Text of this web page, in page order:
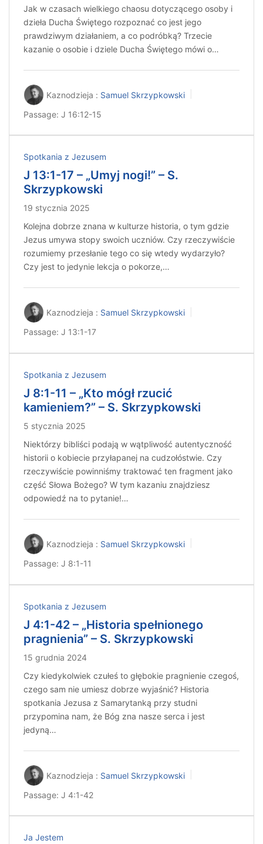
Jak w czasach wielkiego chaosu dotyczącego osoby i
dzieła Ducha Świętego rozpoznać co jest jego
prawdziwym działaniem, a co podróbką? Trzecie
kazanie o osobie i dziele Ducha Świętego mówi o…
Kaznodzieja : Samuel Skrzypkowski
Passage: J 16:12-15
Spotkania z Jezusem
J 13:1-17 – „Umyj nogi!” – S.
Skrzypkowski
19 stycznia 2025
Kolejna dobrze znana w kulturze historia, o tym gdzie
Jezus umywa stopy swoich uczniów. Czy rzeczywiście
rozumiemy przesłanie tego co się wtedy wydarzyło?
Czy jest to jedynie lekcja o pokorze,…
Kaznodzieja : Samuel Skrzypkowski
Passage: J 13:1-17
Spotkania z Jezusem
J 8:1-11 – „Kto mógł rzucić
kamieniem?” – S. Skrzypkowski
5 stycznia 2025
Niektórzy bibliści podają w wątpliwość autentyczność
historii o kobiecie przyłapanej na cudzołóstwie. Czy
rzeczywiście powinniśmy traktować ten fragment jako
część Słowa Bożego? W tym kazaniu znajdziesz
odpowiedź na to pytanie!…
Kaznodzieja : Samuel Skrzypkowski
Passage: J 8:1-11
Spotkania z Jezusem
J 4:1-42 – „Historia spełnionego
pragnienia” – S. Skrzypkowski
15 grudnia 2024
Czy kiedykolwiek czułeś to głębokie pragnienie czegoś,
czego sam nie umiesz dobrze wyjaśnić? Historia
spotkania Jezusa z Samarytanką przy studni
przypomina nam, że Bóg zna nasze serca i jest
jedyną…
Kaznodzieja : Samuel Skrzypkowski
Passage: J 4:1-42
Ja Jestem